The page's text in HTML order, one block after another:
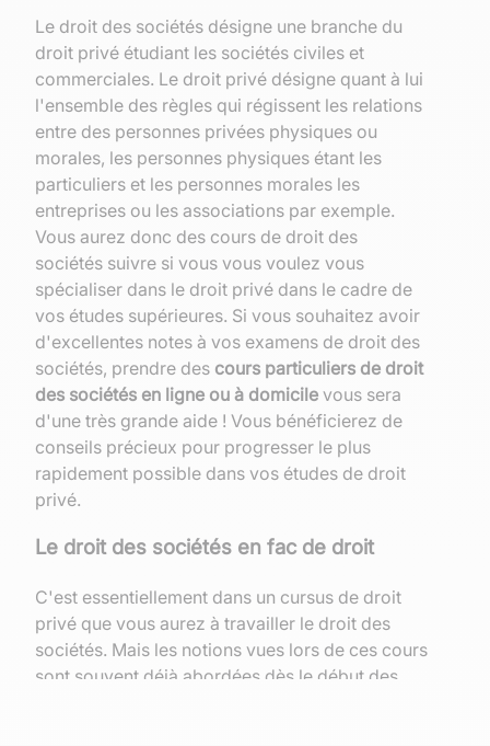
Le droit des sociétés désigne une branche du
droit privé étudiant les sociétés civiles et
commerciales. Le droit privé désigne quant à lui
l'ensemble des règles qui régissent les relations
entre des personnes privées physiques ou
morales, les personnes physiques étant les
particuliers et les personnes morales les
entreprises ou les associations par exemple.
Vous aurez donc des cours de droit des
sociétés suivre si vous vous voulez vous
spécialiser dans le droit privé dans le cadre de
vos études supérieures. Si vous souhaitez avoir
d'excellentes notes à vos examens de droit des
sociétés, prendre des cours particuliers de droit
des sociétés en ligne ou à domicile vous sera
d'une très grande aide ! Vous bénéficierez de
conseils précieux pour progresser le plus
rapidement possible dans vos études de droit
privé.
Le droit des sociétés en fac de droit
C'est essentiellement dans un cursus de droit
privé que vous aurez à travailler le droit des
sociétés. Mais les notions vues lors de ces cours
sont souvent déjà abordées dès le début des